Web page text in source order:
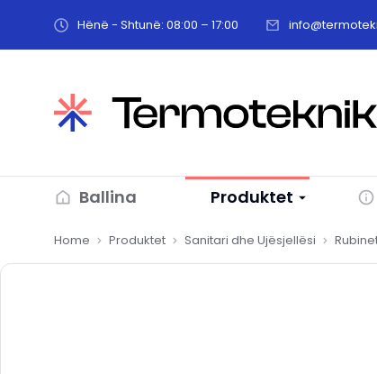
Hënë - Shtunë: 08:00 – 17:00
Ballina Produktet
You are here:
Home Produktet Sanitari dhe Ujësjellësi